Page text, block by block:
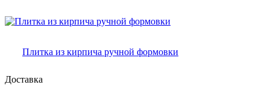
Плитка из кирпича ручной формовки
Доставка